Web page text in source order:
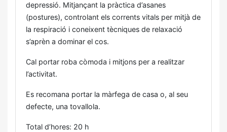
depressió. Mitjançant la pràctica d’asanes
(postures), controlant els corrents vitals per mitjà de
la respiració i coneixent tècniques de relaxació
s’aprèn a dominar el cos.
Cal portar roba còmoda i mitjons per a realitzar
l’activitat.
Es recomana portar la màrfega de casa o, al seu
defecte, una tovallola.
Total d’hores: 20 h